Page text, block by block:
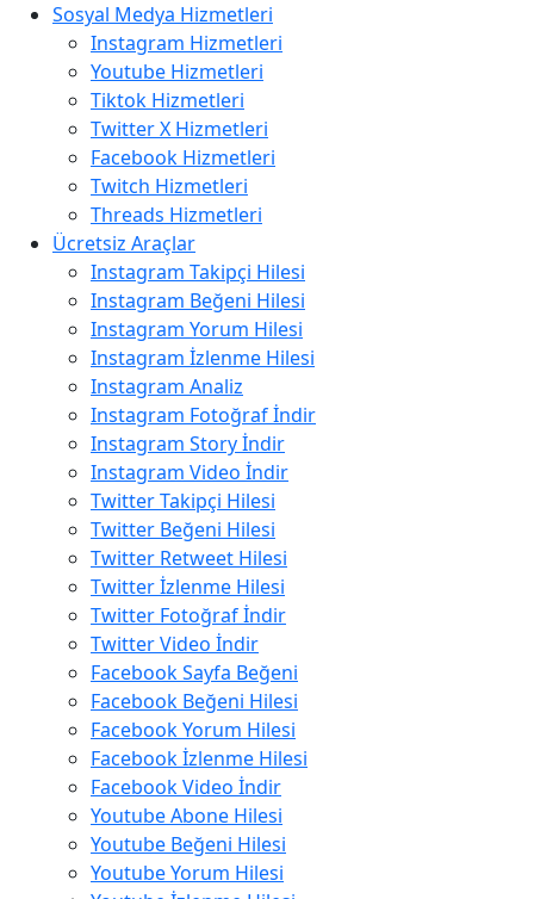
Sosyal Medya Hizmetleri
Instagram Hizmetleri
Youtube Hizmetleri
Tiktok Hizmetleri
Twitter X Hizmetleri
Facebook Hizmetleri
Twitch Hizmetleri
Threads Hizmetleri
Ücretsiz Araçlar
Instagram Takipçi Hilesi
Instagram Beğeni Hilesi
Instagram Yorum Hilesi
Instagram İzlenme Hilesi
Instagram Analiz
Instagram Fotoğraf İndir
Instagram Story İndir
Instagram Video İndir
Twitter Takipçi Hilesi
Twitter Beğeni Hilesi
Twitter Retweet Hilesi
Twitter İzlenme Hilesi
Twitter Fotoğraf İndir
Twitter Video İndir
Facebook Sayfa Beğeni
Facebook Beğeni Hilesi
Facebook Yorum Hilesi
Facebook İzlenme Hilesi
Facebook Video İndir
Youtube Abone Hilesi
Youtube Beğeni Hilesi
Youtube Yorum Hilesi